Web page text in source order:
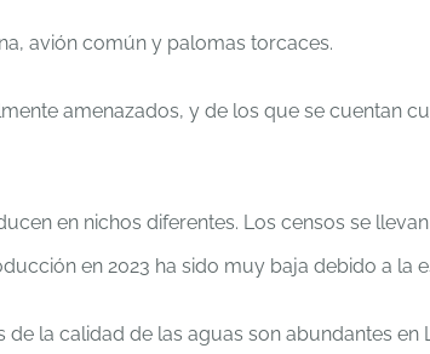
avión común y palomas torcaces.
amenazados, y de los que se cuentan
en nichos diferentes. Los censos se
en 2023 ha sido muy baja debido a la
la calidad de las aguas son abundantes en